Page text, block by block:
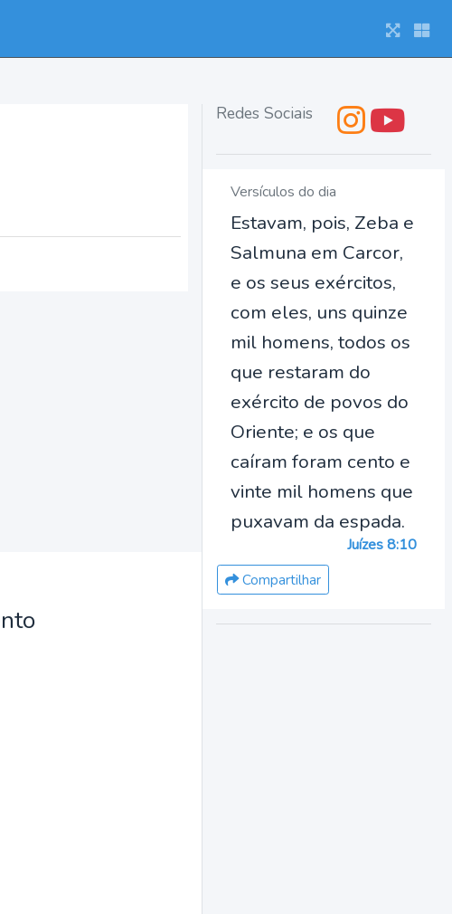
Redes Sociais
Versículos do dia
Estavam, pois, Zeba e
Salmuna em Carcor,
e os seus exércitos,
com eles, uns quinze
mil homens, todos os
que restaram do
exército de povos do
Oriente; e os que
caíram foram cento e
vinte mil homens que
puxavam da espada.
Juízes 8:10
Compartilhar